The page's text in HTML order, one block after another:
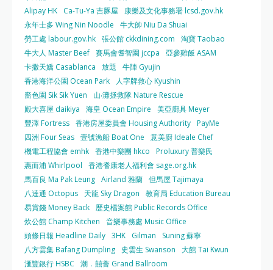
Alipay HK
Ca-Tu-Ya 吉豚屋
康樂及文化事務署 lcsd.gov.hk
永年士多 Wing Nin Noodle
牛大帥 Niu Da Shuai
勞工處 labour.gov.hk 張公館 ckkdining.com
淘寶 Taobao
牛大人 Master Beef 賽馬會耆智園 jccpa
亞參雞飯 ASAM
卡撒天嬌 Casablanca
放題
牛陣 Gyujin
香港海洋公園 Ocean Park
人字牌救心 Kyushin
嗇色園 Sik Sik Yuen
山‧灘拯救隊 Nature Rescue
殿大喜屋 daikiya
海皇 Ocean Empire
美亞廚具 Meyer
豐澤 Fortress 香港房屋委員會 Housing Authority PayMe
四洲 Four Seas 壹號漁船 Boat One
意美廚 Ideale Chef
機電工程協會 emhk 香港中樂團 hkco
Proluxury 普樂氏
惠而浦 Whirlpool
香港耆康老人福利會 sage.org.hk
馬百良 Ma Pak Leung Airland 雅蘭 但馬屋 Tajimaya
八達通 Octopus
天龍 Sky Dragon
教育局 Education Bureau
易賞錢 Money Back
歷史檔案館 Public Records Office
炊公館 Champ Kitchen
音樂事務處 Music Office
頭條日報 Headline Daily 3HK Gilman
Suning 蘇寧
八方雲集 Bafang Dumpling
史雲生 Swanson
大館 Tai Kwun
滙豐銀行 HSBC
潮．囍薈 Grand Ballroom